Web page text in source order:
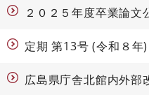
２０２５年度卒業論
定期 第13号 (令和８年)
広島県庁舎北館内外部